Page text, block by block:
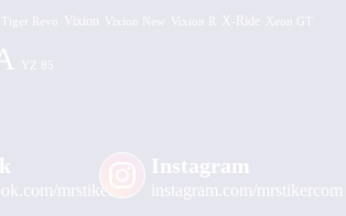
Tiger Revo Vixion Vixion New Vixion R X-Ride Xeon GT
YZ 85
mrstiker
Instagram
instagram.com/mrstikercom